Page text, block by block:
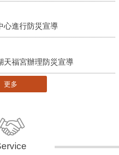
心進行防災宣導
天福宮辦理防災宣導
更多